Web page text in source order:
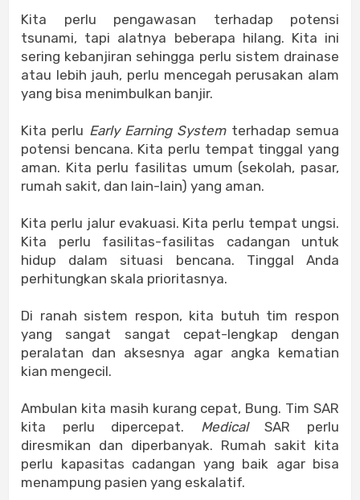
Kita perlu pengawasan terhadap potensi
tsunami, tapi alatnya beberapa hilang. Kita ini
sering kebanjiran sehingga perlu sistem drainase
atau lebih jauh, perlu mencegah perusakan alam
yang bisa menimbulkan banjir.
Kita perlu Early Earning Systemterhadap semua
potensi bencana. Kita perlu tempat tinggal yang
aman. Kita perlu fasilitas umum (sekolah, pasar,
rumah sakit, dan lain-lain) yang aman.
Kita perlu jalur evakuasi. Kita perlu tempat ungsi.
Kita perlu fasilitas-fasilitas cadangan untuk
hidup dalam situasi bencana. Tinggal Anda
perhitungkan skala prioritasnya.
Di ranah sistem respon, kita butuh tim respon
yang sangat sangat cepat-lengkap dengan
peralatan dan aksesnya agar angka kematian
kian mengecil.
Ambulan kita masih kurang cepat, Bung. Tim SAR
kita perlu dipercepat. MedicalSAR perlu
diresmikan dan diperbanyak. Rumah sakit kita
perlu kapasitas cadangan yang baik agar bisa
menampung pasien yang eskalatif.